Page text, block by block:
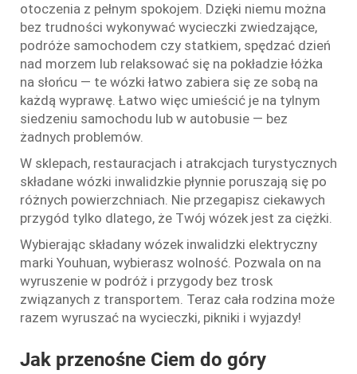
otoczenia z pełnym spokojem. Dzięki niemu można
bez trudności wykonywać wycieczki zwiedzające,
podróże samochodem czy statkiem, spędzać dzień
nad morzem lub relaksować się na pokładzie łóżka
na słońcu — te wózki łatwo zabiera się ze sobą na
każdą wyprawę. Łatwo więc umieścić je na tylnym
siedzeniu samochodu lub w autobusie — bez
żadnych problemów.
W sklepach, restauracjach i atrakcjach turystycznych
składane wózki inwalidzkie płynnie poruszają się po
różnych powierzchniach. Nie przegapisz ciekawych
przygód tylko dlatego, że Twój wózek jest za ciężki.
Wybierając składany wózek inwalidzki elektryczny
marki Youhuan, wybierasz wolność. Pozwala on na
wyruszenie w podróż i przygody bez trosk
związanych z transportem. Teraz cała rodzina może
razem wyruszać na wycieczki, pikniki i wyjazdy!
Jak przenośne Ciem do góry